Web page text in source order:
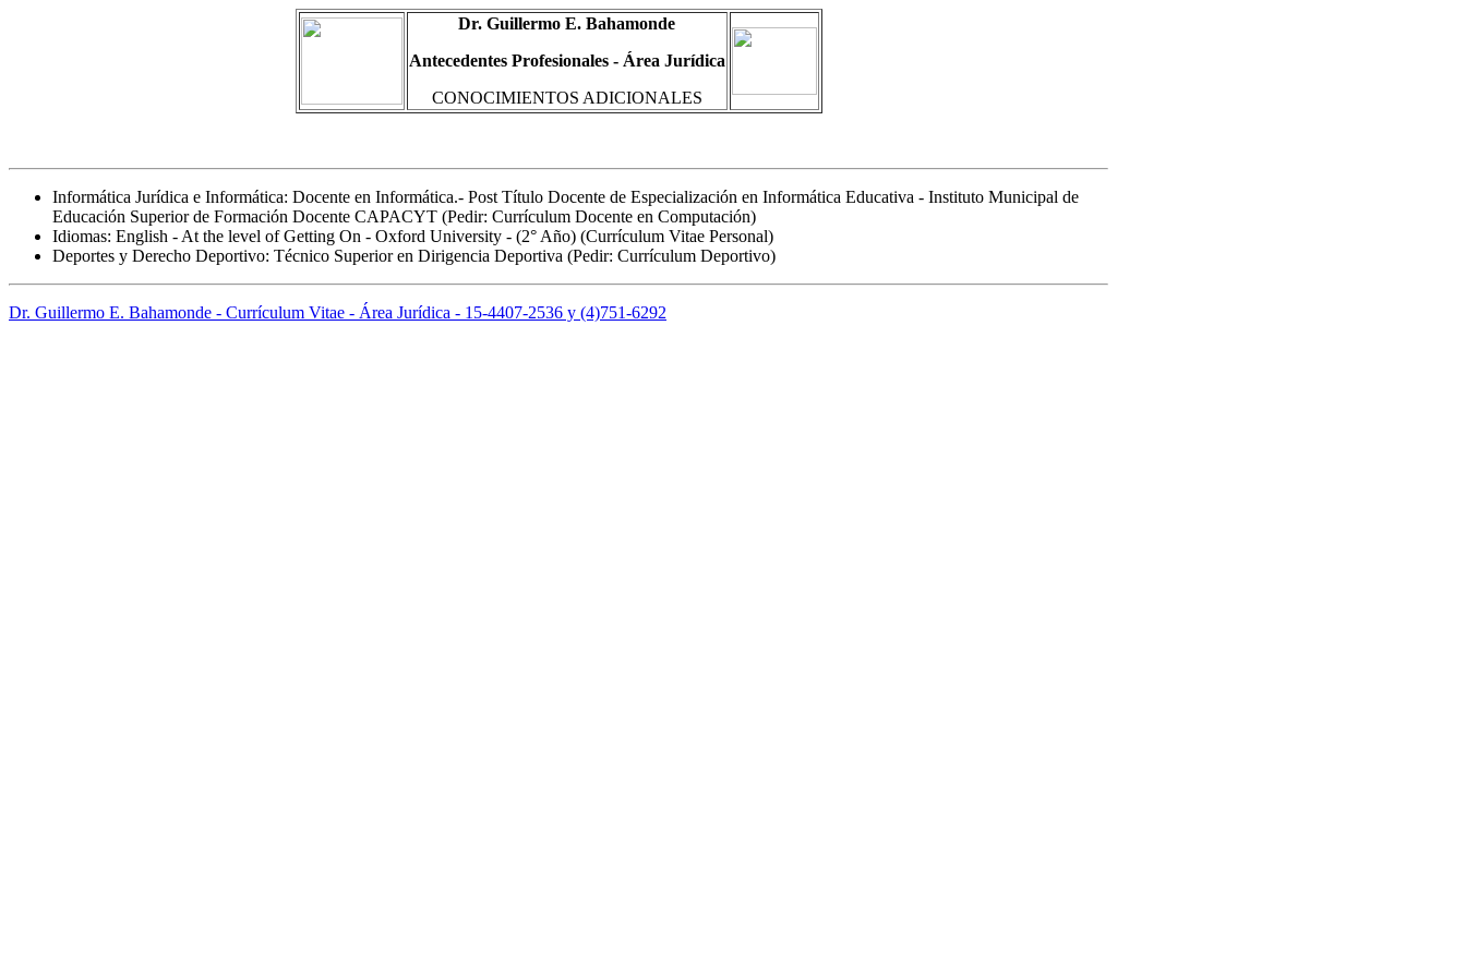
Dr. Guillermo E. Bahamonde
Antecedentes Profesionales - Área Jurídica
CONOCIMIENTOS ADICIONALES
Informática Jurídica e Informática: Docente en Informática.- Post Título Docente de Especialización en Informática Educativa - Instituto Municipal de
Educación Superior de Formación Docente CAPACYT (Pedir: Currículum Docente en Computación)
Idiomas: English - At the level of Getting On - Oxford University - (2° Año) (Currículum Vitae Personal)
Deportes y Derecho Deportivo: Técnico Superior en Dirigencia Deportiva (Pedir: Currículum Deportivo)
Dr. Guillermo E. Bahamonde - Currículum Vitae - Área Jurídica - 15-4407-2536 y (4)751-6292